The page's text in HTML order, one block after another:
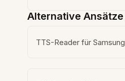
Alternative Ansätze
TTS-Reader für Samsung